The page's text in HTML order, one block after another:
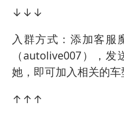
↓↓↓
入群方式：添加客服
（autolive007），
她，即可加入相关的车
↑↑↑